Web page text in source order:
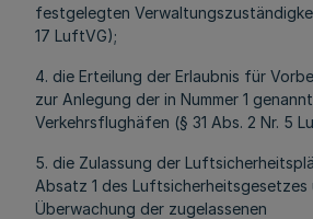
festgelegten
17 LuftVG);
4. die Erteilung der Erlaubnis für
zur Anlegung der in Nummer 1
Verkehrsflughäfen (§ 31 Abs. 2 Nr. 5
5. die Zulassung der
Absatz 1 des
Überwachung der zugelassenen